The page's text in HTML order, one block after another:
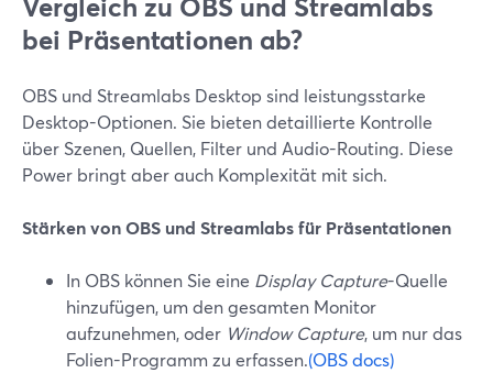
bei Präsentationen ab?
OBS und Streamlabs Desktop sind leistungsstarke
Desktop-Optionen. Sie bieten detaillierte Kontrolle
über Szenen, Quellen, Filter und Audio-Routing. Diese
Power bringt aber auch Komplexität mit sich.
Stärken von OBS und Streamlabs für Präsentationen
In OBS können Sie eine Display Capture-Quelle
hinzufügen, um den gesamten Monitor
aufzunehmen, oder Window Capture, um nur das
Folien-Programm zu erfassen.(OBS docs)